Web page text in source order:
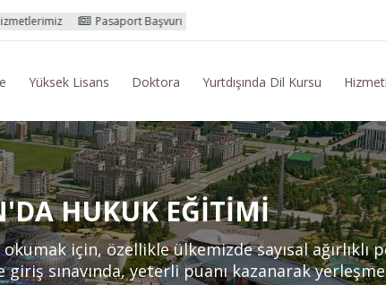
Başvuru İşlemleri Yurtdışı Eğitim Konusunda Genel Bilgi Talep
Yüksek Lisans Doktora Yurtdışında Dil Kursu
HUKUK EĞITIMI
için, özellikle ülkemizde sayısal ağırlıklı
sınavında, yeterli puanı kazanarak